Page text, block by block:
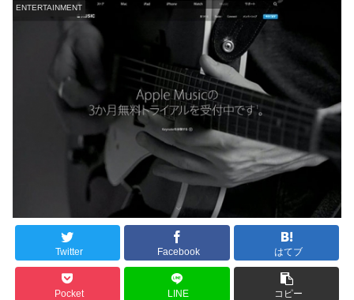
ENTERTAINMENT
Twitter Facebook はてブ
Pocket LINE コピー